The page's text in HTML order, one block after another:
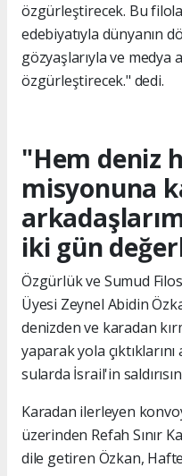
özgürleştirecek. Bu
edebiyatıyla dünyanın
gözyaşlarıyla ve medya
özgürleştirecek." dedi.
"Hem deniz
misyonuna
iki gün
Özgürlük ve Sumud
Üyesi Zeynel Abidin
denizden ve karadan
yaparak yola
sularda İsrail'in
Karadan ilerleyen
üzerinden Refah Sınır
dile getiren Özkan,